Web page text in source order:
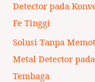
Detector pada
Fe Tinggi
Solusi Tanpa
Metal Detector
Tembaga